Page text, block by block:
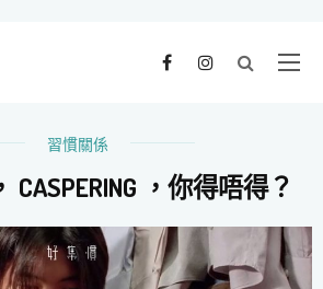
習慣關係
，你得唔得？